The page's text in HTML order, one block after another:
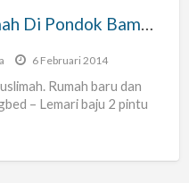
Kost Karyawati Muslimah Di Pondok Bambu
6 Februari 2014
Rumah baru dan
– Lemari baju 2 pintu